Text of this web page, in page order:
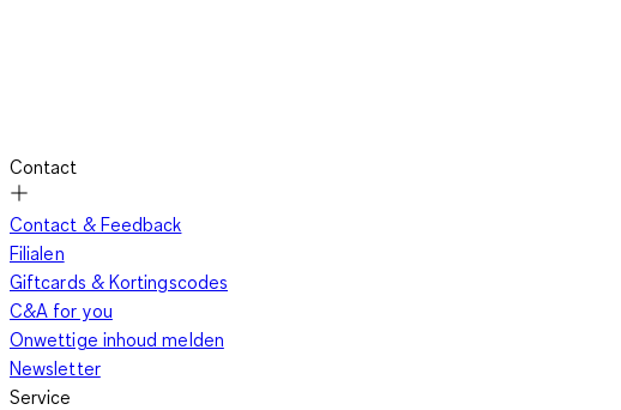
Contact
Contact & Feedback
Filialen
Giftcards & Kortingscodes
C&A for you
Onwettige inhoud melden
Newsletter
Service